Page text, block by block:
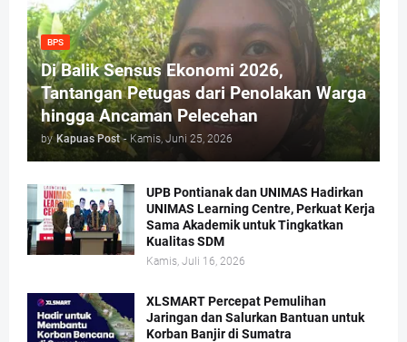
BPS
Di Balik Sensus Ekonomi 2026,
Tantangan Petugas dari Penolakan Warga
hingga Ancaman Pelecehan
by Kapuas Post - Kamis, Juni 25, 2026
UPB Pontianak dan UNIMAS Hadirkan
UNIMAS Learning Centre, Perkuat Kerja
Sama Akademik untuk Tingkatkan
Kualitas SDM
Kamis, Juli 16, 2026
XLSMART Percepat Pemulihan
Jaringan dan Salurkan Bantuan untuk
Korban Banjir di Sumatra